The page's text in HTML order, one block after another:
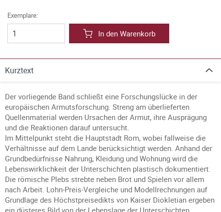
Exemplare:
In den Warenkorb
Kurztext
Der vorliegende Band schließt eine Forschungslücke in der
europäischen Armutsforschung. Streng am überlieferten
Quellenmaterial werden Ursachen der Armut, ihre Ausprägung
und die Reaktionen darauf untersucht.
Im Mittelpunkt steht die Hauptstadt Rom, wobei fallweise die
Verhältnisse auf dem Lande berücksichtigt werden. Anhand der
Grundbedürfnisse Nahrung, Kleidung und Wohnung wird die
Lebenswirklichkeit der Unterschichten plastisch dokumentiert.
Die römische Plebs strebte neben Brot und Spielen vor allem
nach Arbeit. Lohn-Preis-Vergleiche und Modellrechnungen auf
Grundlage des Höchstpreisedikts von Kaiser Diokletian ergeben
ein düsteres Bild von der Lebenslage der Unterschichten.